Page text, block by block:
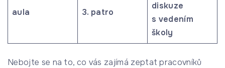
aula 3. patro
diskuze
s vedením
školy
Nebojte se na to, co vás zajímá zeptat pracovníků